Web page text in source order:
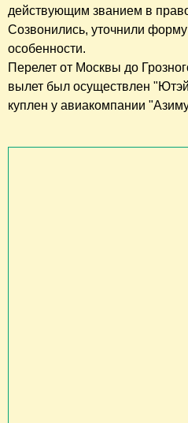
действующим званием в
Созвонились, уточнили
особенности.
Перелет от Москвы до
вылет был осуществлен
куплен у авиакомпании